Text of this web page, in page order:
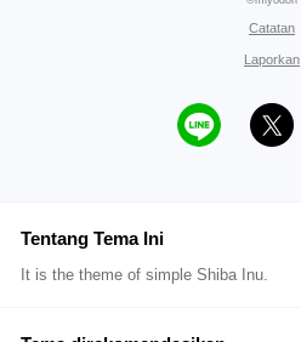
Catatan
Laporkan
Tentang Tema Ini
It is the theme of simple Shiba Inu.